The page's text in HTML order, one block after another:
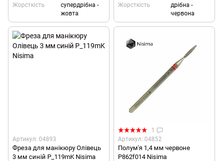
Жорсткість
супердрібна -
жовта
Жорсткість
дрібна -
червона
Артикул: 04893
Фреза для манікюру Олівець
3 мм синій P_119mK Nisima
1
Артикул: 04852
Полум'я 1,4 мм червоне
P862f014 Nisima